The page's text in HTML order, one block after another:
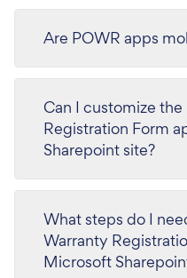
Are POWR apps
Can I customize
Registration Form
Sharepoint site?
What steps do I
Warranty
Microsoft